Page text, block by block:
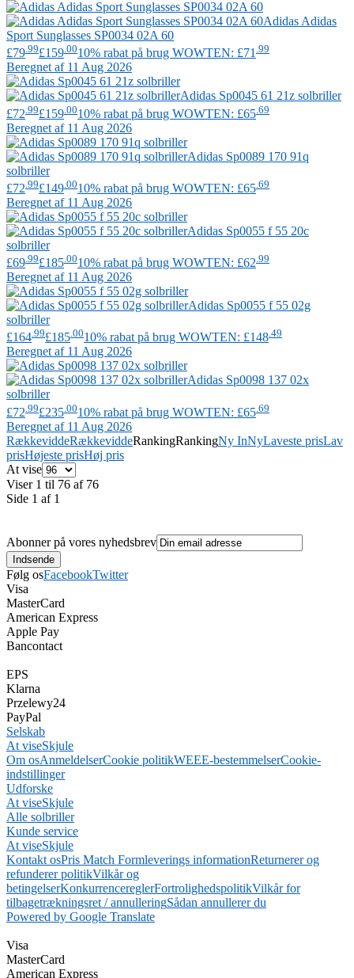
Adidas Adidas
Sport Sunglasses SP0034 02A 60
£79 .99£159 .0010% rabat på brug WOWTEN: £71 .99
Beregnet af 11 Aug 2026
Adidas Sp0045 61 21z solbriller
£72 .99£159 .0010% rabat på brug WOWTEN: £65 .69
Beregnet af 11 Aug 2026
Adidas Sp0089 170 91q
solbriller
£72 .99£149 .0010% rabat på brug WOWTEN: £65 .69
Beregnet af 11 Aug 2026
Adidas Sp0055 f 55 20c
solbriller
£69 .99£185 .0010% rabat på brug WOWTEN: £62 .99
Beregnet af 11 Aug 2026
Adidas Sp0055 f 55 02g
solbriller
£164.99£185.0010% rabat på brug WOWTEN: £148.49
Beregnet af 11 Aug 2026
Adidas Sp0098 137 02x
solbriller
£72 .99£235 .0010% rabat på brug WOWTEN: £65 .69
Beregnet af 11 Aug 2026
RækkeviddeRækkeviddeRankingRankingNy InNyLaveste prisLav
prisHøjeste prisHøj pris
At vise
Viser 1 til 76 af 76
Side 1 af 1
Abonner på vores nyhedsbrev
Følg osFacebookTwitter
Visa
MasterCard
American Express
Apple Pay
Bancontact
EPS
Klarna
Przelewy24
PayPal
Selskab
At viseSkjule
Om osAnmeldelserCookie politikWEEE-bestemmelserCookie-
indstillinger
Udforske
At viseSkjule
Alle solbriller
Kunde service
At viseSkjule
Kontakt osPris Match Formleverings informationReturnerer og
refunderer politikVilkår og
betingelserKonkurrencereglerFortrolighedspolitikVilkår for
tilbagetrækningsret / annulleringSådan annullerer du
Powered by Google Translate
Visa
MasterCard
American Express